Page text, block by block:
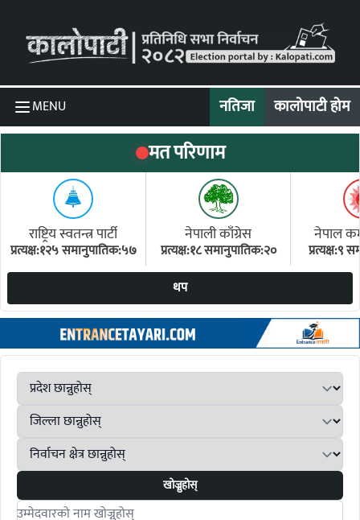
MENU नतिजा कालोपाटी होम
मत परिणाम
राष्ट्रिय स्वतन्त्र पार्टी
प्रत्यक्ष:१२५ समानुपातिक:५७
नेपाली काँग्रेस
प्रत्यक्ष:१८ समानुपातिक:२०
नेपाल
प्रत्यक्ष:९
थप
खोज्नुहोस्
Search candidates